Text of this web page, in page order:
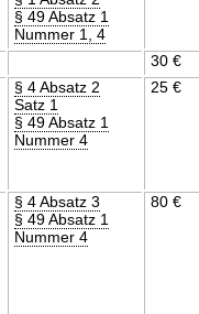
§ 49 Absatz 1
Nummer 1, 4
30 €
§ 4 Absatz 2
Satz 1
§ 49 Absatz 1
Nummer 4
25 €
§ 4 Absatz 3
§ 49 Absatz 1
Nummer 4
80 €